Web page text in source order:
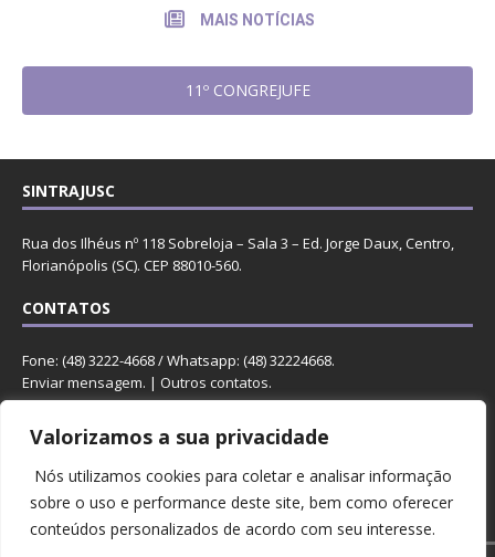
Valorizamos a sua privacidade
Nós utilizamos cookies para coletar e analisar informação
sobre o uso e performance deste site, bem como oferecer
conteúdos personalizados de acordo com seu interesse.
MAIS NOTÍCIAS
11º CONGREJUFE
SINTRAJUSC
Rua dos Ilhéus nº 118 Sobreloja – Sala 3 – Ed. Jorge Daux, Centro,
Florianópolis (SC). CEP 88010-560.
CONTATOS
Fone: (48) 3222-4668 / Whatsapp: (48) 32224668.
Enviar mensagem. | Outros contatos.
REDES